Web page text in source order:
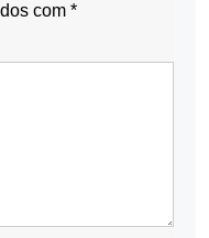
com *